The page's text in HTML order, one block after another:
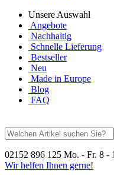
Unsere Auswahl
Angebote
Nachhaltig
Schnelle Lieferung
Bestseller
Neu
Made in Europe
Blog
FAQ
02152 896 125 Mo. - Fr. 8 -
Wir helfen Ihnen gerne!